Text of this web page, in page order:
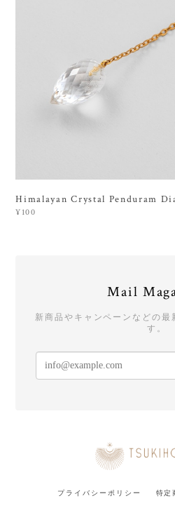
Himalayan Crystal Penduram
¥100
Mail
新商品やキャンペーンなどの最
す。
プライバシーポリシー 特定